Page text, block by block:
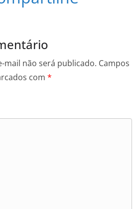
mail não será publicado. Campos
com *